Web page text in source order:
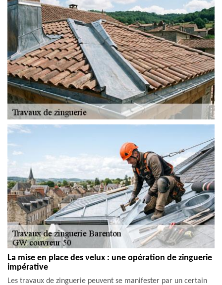
La mise en place des velux : une opération de zinguerie
impérative
Les travaux de zinguerie peuvent se manifester par un certain